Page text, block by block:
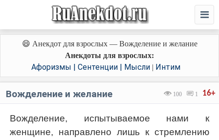
😄 Анекдот для взрослых — Вожделение и желание
Анекдоты для взрослых:
Афоризмы | Сентенции | Мысли | Интим
16+
100 1
Вожделение и желание
Вожделение, испытываемое нами к
женщине, направлено лишь к стремлению